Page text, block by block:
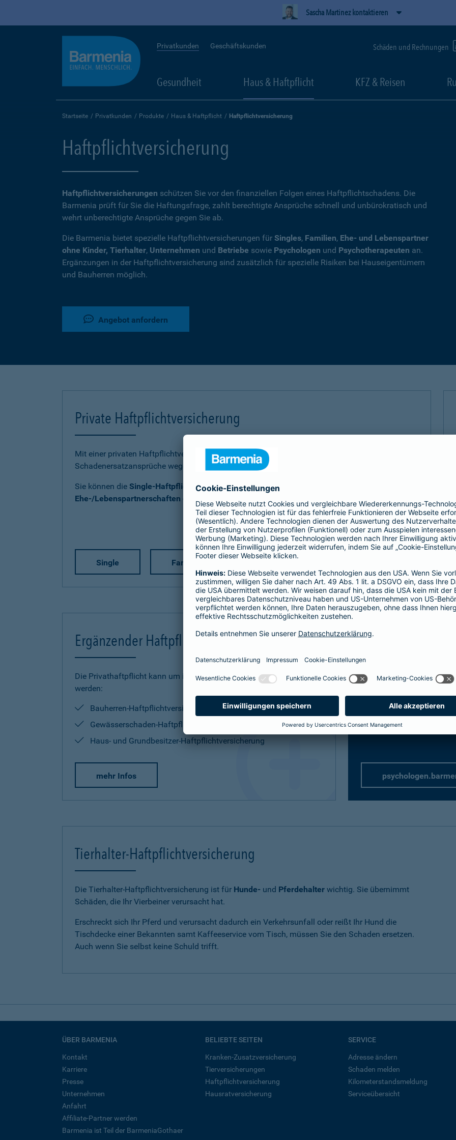
Sascha Martinez kontaktieren
Privatkunden Geschäftskunden Schäden und Rechnungen
Gesundheit Haus & Haftpflicht KFZ & Reisen
Startseite Privatkunden Produkte Haus & Haftpflicht Haftpflichtversicherung
Haftpflichtversicherung
Haftpflichtversicherungen schützen Sie vor den finanziellen Folgen eines Haftpflichtschadens. Die
Barmenia prüft für Sie die Haftungsfrage, zahlt berechtigte Ansprüche schnell und unbürokratisch und
wehrt unberechtigte Ansprüche gegen Sie ab.
Die Barmenia bietet spezielle Haftpflichtversicherungen für Singles, Familien, Ehe- und Lebenspartner
ohne Kinder, Tierhalter, Unternehmen und Betriebe sowie Psychologen und Psychotherapeuten an.
Ergänzungen in der Haftpflichtversicherung sind zusätzlich für spezielle Risiken bei Hauseigentümern
und Bauherren möglich.
Angebot anfordern
Private Haftpflichtversicherung
Mit einer privaten Haftpflichtversicherung (PHV) sichern Sie sich gegen
Schadenersatzansprüche wegen Personen-, Sach- und Vermögensschäden ab.
Sie können die Single-Haftpflicht ,Familien-Haftpflichtoder
Ehe-/Lebenspartnerschaften ohne Kind(er)
als Basis-, Top- oder Premium-Schutz vereinbaren.
Single Familie
Ergänzender Haftpflichtschutz
Die Privathaftpflicht kann um individuelle Haftungsrisiken ergänzt
werden:
Bauherren-Haftpflichtversicherung
Gewässerschaden-Haftpflichtversicherung
Haus- und Grundbesitzer-Haftpflichtversicherung
mehr Infos
Psychologen
Exklusive Tarife zu
speziell
Tierhalter-Haftpflichtversicherung
Die Tierhalter-Haftpflichtversicherung ist für Hunde- und Pferdehalter wichtig. Sie übernimmt
Schäden, die Ihr Vierbeiner verursacht hat.
Erschreckt sich Ihr Pferd und verursacht dadurch ein Verkehrsunfall oder reißt Ihr Hund die
Tischdecke einer Bekannten samt Kaffeeservice vom Tisch, müssen Sie den Schaden ersetzen.
Auch wenn Sie selbst keine Schuld trifft.
ÜBER BARMENIA
Kontakt
Karriere
Presse
Unternehmen
Anfahrt
Affiliate-Partner werden
Barmenia ist Teil der BarmeniaGothaer
BELIEBTE SEITEN
Kranken-Zusatzversicherung
Tierversicherungen
Haftpflichtversicherung
Hausratversicherung
SERVICE
Adresse ändern
Schaden melden
Kilometerstandsmeldung
Serviceübersicht